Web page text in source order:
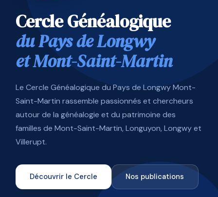
Cercle Généalogique
du Pays de Longwy
et Mont-Saint-Martin
Le Cercle Généalogique du Pays de Longwy Mont-
Saint-Martin rassemble passionnés et chercheurs
autour de la généalogie et du patrimoine des
familles de Mont-Saint-Martin, Longuyon, Longwy et
Villerupt.
Découvrir le Cercle Nos publications